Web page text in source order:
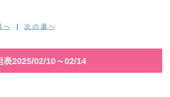
へ| 次 の 週 へ
表2025/02/10～02/14